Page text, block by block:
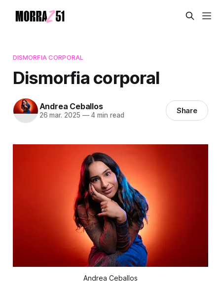
DISMORFIA CORPORAL
Dismorfia corporal
Andrea Ceballos
26 mar. 2025 —4 min read Share
Andrea Ceballos